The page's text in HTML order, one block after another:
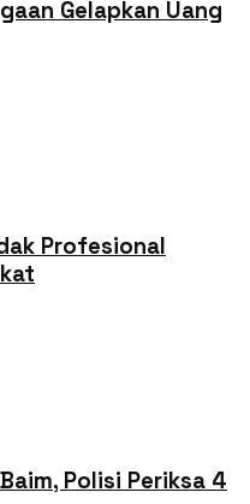
Gelapkan Uang
Profesional
Polisi Periksa 4